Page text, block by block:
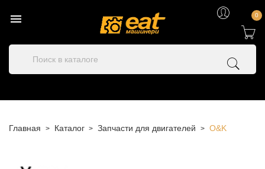
 0
Главная Каталог Запчасти для двигателей O&K